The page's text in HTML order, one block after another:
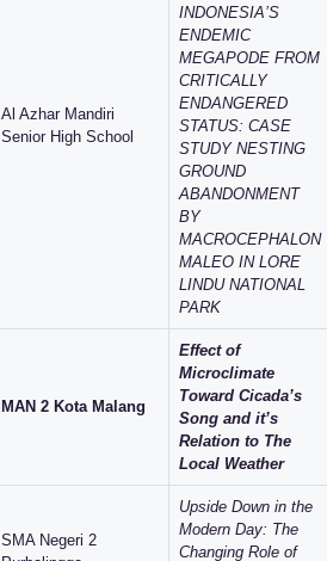
Al Azhar Mandiri
Senior High School
INDONESIA’S
ENDEMIC
MEGAPODE FROM
CRITICALLY
ENDANGERED
STATUS: CASE
STUDY NESTING
GROUND
ABANDONMENT
BY
MACROCEPHALON
MALEO IN LORE
LINDU NATIONAL
PARK
MAN 2 Kota Malang
Effect of
Microclimate
Toward Cicada’s
Song and it’s
Relation to The
Local Weather
SMA Negeri 2
Upside Down in the
Modern Day: The
Changing Role of